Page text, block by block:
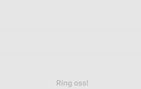
Ring oss!